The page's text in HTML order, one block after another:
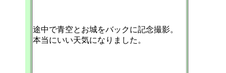
途中で青空とお城をバックに記念撮影。
本当にいい天気になりました。